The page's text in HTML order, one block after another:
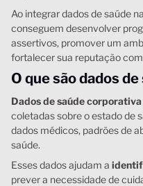
Ao integrar dados de saúde na
conseguem desenvolver
assertivos, promover um
fortalecer sua reputação
O que são dados
Dados de saúde corporativa
coletadas sobre o estado de
dados médicos, padrões de
saúde.
Esses dados ajudam a
prever a necessidade de